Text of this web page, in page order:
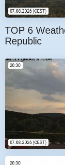
TOP 6
Republic